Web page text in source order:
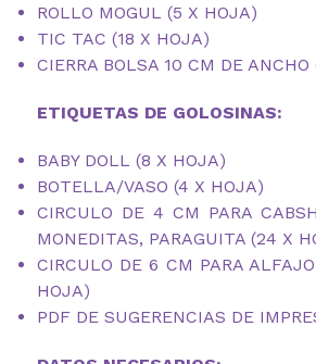
ROLLO MOGUL (5 X HOJA)
TIC TAC (18 X HOJA)
CIERRA BOLSA 10 CM DE
ETIQUETAS DE GOLOSINAS:
BABY DOLL (8 X HOJA)
BOTELLA/VASO (4 X HOJA)
CIRCULO DE 4 CM PARA
MONEDITAS, PARAGUITA (24 X
CIRCULO DE 6 CM PARA
HOJA)
PDF DE SUGERENCIAS DE